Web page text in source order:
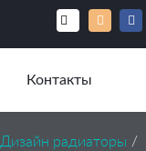
Контакты
Дизайн радиаторы